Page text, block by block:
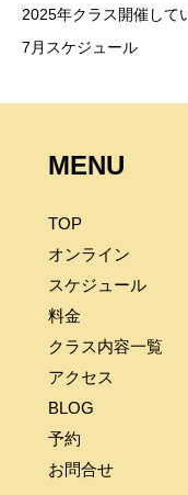
2025年クラス開催して
7月スケジュール
MENU
TOP
オンライン
スケジュール
料金
クラス内容一覧
アクセス
BLOG
予約
お問合せ